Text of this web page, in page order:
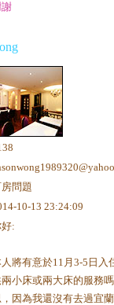
問題
10-13 23:24:09
:
人將有意於11月3-5日
兩小床或兩大床的服務
，因為我還沒有去過宜